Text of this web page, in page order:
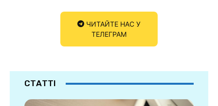
ЧИТАЙТЕ НАС У
ТЕЛЕГРАМ
СТАТТІ